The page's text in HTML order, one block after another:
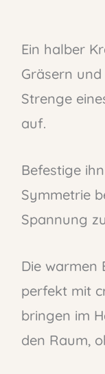
Ein halber
Gräsern
Strenge
auf.
Befestige
Symmetrie
Spannung
Die warmen
perfekt mit
bringen im
den Raum,